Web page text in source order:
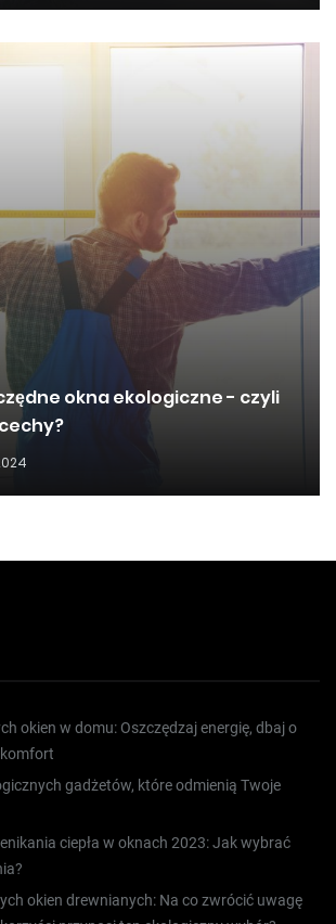
okna ekologiczne - czyli
okien w domu: Oszczędzaj energię, dbaj o
gadżetów, które odmienią Twoje
ciepła w oknach 2023: Jak wybrać
okien drewnianych: Na co zwrócić uwagę